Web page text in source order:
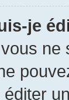
je
ne